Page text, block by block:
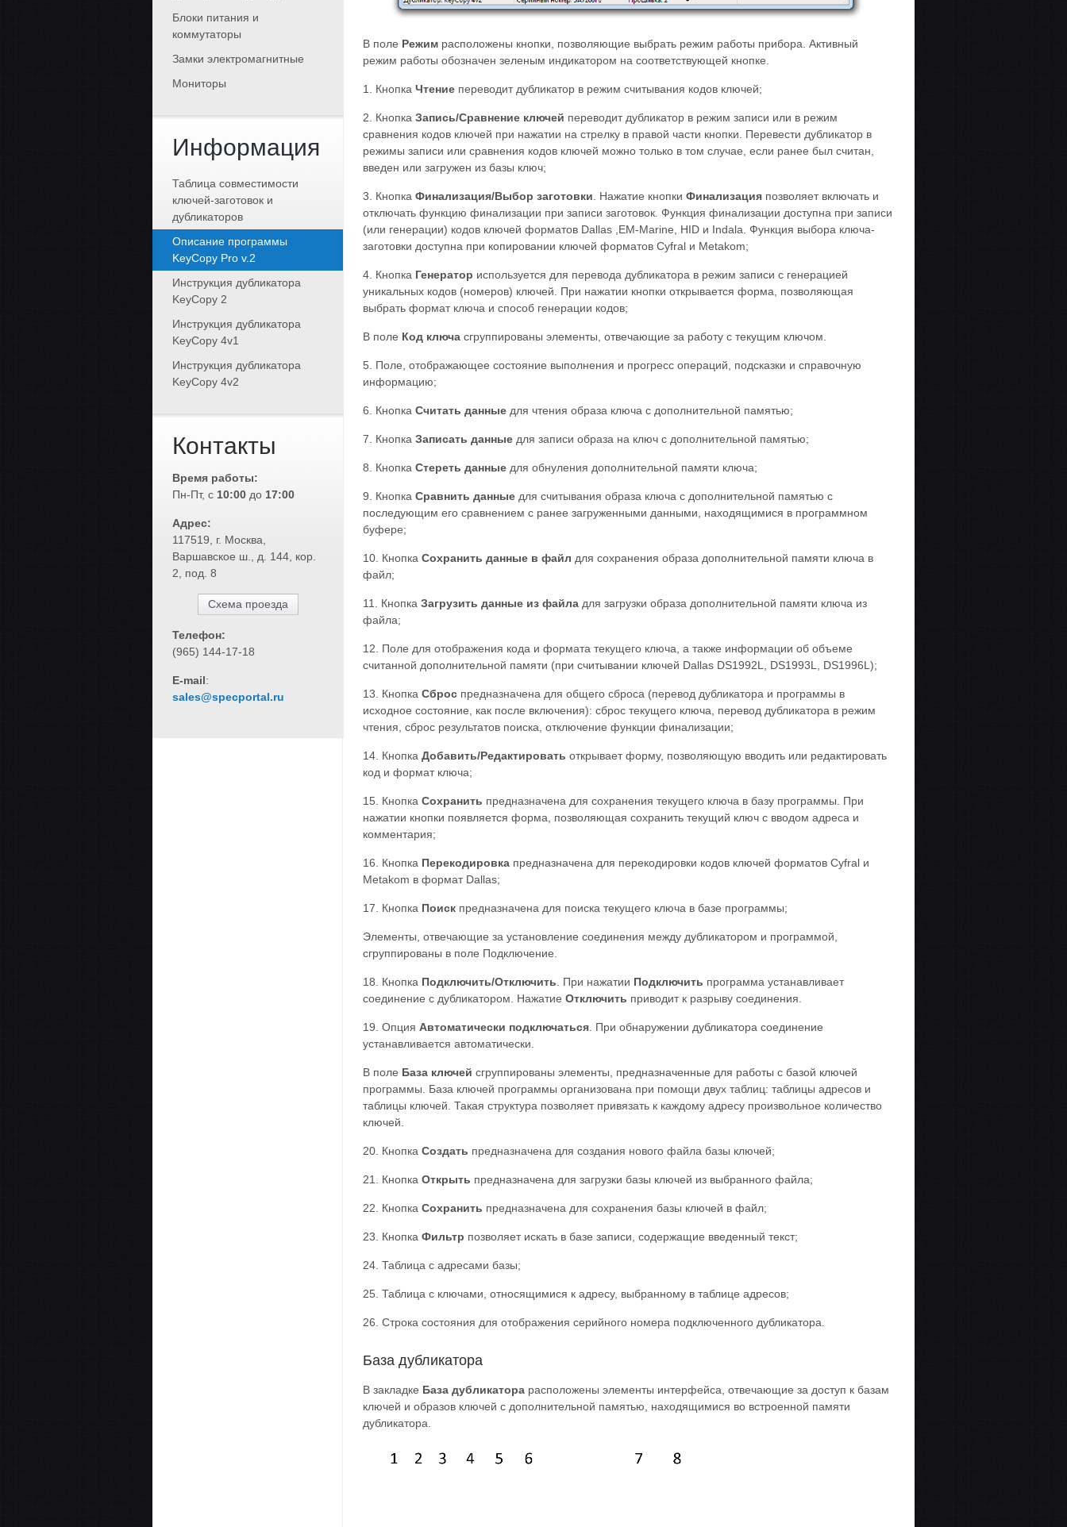
В поле Режим расположены кнопки, позволяющие выбрать режим работы прибора. Активный
режим работы обозначен зеленым индикатором на соответствующей кнопке.
1. Кнопка Чтение переводит дубликатор в режим считывания кодов ключей;
2. Кнопка Запись/Сравнение ключей переводит дубликатор в режим записи или в режим
сравнения кодов ключей при нажатии на стрелку в правой части кнопки. Перевести дубликатор в
режимы записи или сравнения кодов ключей можно только в том случае, если ранее был считан,
введен или загружен из базы ключ;
3. Кнопка Финализация/Выбор заготовки. Нажатие кнопки Финализация позволяет включать и
отключать функцию финализации при записи заготовок. Функция финализации доступна при записи
(или генерации) кодов ключей форматов Dallas ,EM-Marine, HID и Indala. Функция выбора ключа-
заготовки доступна при копировании ключей форматов Cyfral и Metakom;
4. Кнопка Генератор используется для перевода дубликатора в режим записи с генерацией
уникальных кодов (номеров) ключей. При нажатии кнопки открывается форма, позволяющая
выбрать формат ключа и способ генерации кодов;
В поле Код ключа сгруппированы элементы, отвечающие за работу с текущим ключом.
5. Поле, отображающее состояние выполнения и прогресс операций, подсказки и справочную
информацию;
6. Кнопка Считать данные для чтения образа ключа с дополнительной памятью;
7. Кнопка Записать данные для записи образа на ключ с дополнительной памятью;
8. Кнопка Стереть данные для обнуления дополнительной памяти ключа;
9. Кнопка Сравнить данные для считывания образа ключа с дополнительной памятью с
последующим его сравнением с ранее загруженными данными, находящимися в программном
буфере;
10. Кнопка Сохранить данные в файл для сохранения образа дополнительной памяти ключа в
файл;
11. Кнопка Загрузить данные из файла для загрузки образа дополнительной памяти ключа из
файла;
12. Поле для отображения кода и формата текущего ключа, а также информации об объеме
считанной дополнительной памяти (при считывании ключей Dallas DS1992L, DS1993L, DS1996L);
13. Кнопка Сброс предназначена для общего сброса (перевод дубликатора и программы в
исходное состояние, как после включения): сброс текущего ключа, перевод дубликатора в режим
чтения, сброс результатов поиска, отключение функции финализации;
14. Кнопка Добавить/Редактировать открывает форму, позволяющую вводить или редактировать
код и формат ключа;
15. Кнопка Сохранить предназначена для сохранения текущего ключа в базу программы. При
нажатии кнопки появляется форма, позволяющая сохранить текущий ключ с вводом адреса и
комментария;
16. Кнопка Перекодировка предназначена для перекодировки кодов ключей форматов Cyfral и
Metakom в формат Dallas;
17. Кнопка Поиск предназначена для поиска текущего ключа в базе программы;
Элементы, отвечающие за установление соединения между дубликатором и программой,
сгруппированы в поле Подключение.
18. Кнопка Подключить/Отключить. При нажатии Подключить программа устанавливает
соединение с дубликатором. Нажатие Отключить приводит к разрыву соединения.
19. Опция Автоматически подключаться. При обнаружении дубликатора соединение
устанавливается автоматически.
В поле База ключей сгруппированы элементы, предназначенные для работы с базой ключей
программы. База ключей программы организована при помощи двух таблиц: таблицы адресов и
таблицы ключей. Такая структура позволяет привязать к каждому адресу произвольное количество
ключей.
20. Кнопка Создать предназначена для создания нового файла базы ключей;
21. Кнопка Открыть предназначена для загрузки базы ключей из выбранного файла;
22. Кнопка Сохранить предназначена для сохранения базы ключей в файл;
23. Кнопка Фильтр позволяет искать в базе записи, содержащие введенный текст;
24. Таблица с адресами базы;
25. Таблица с ключами, относящимися к адресу, выбранному в таблице адресов;
26. Строка состояния для отображения серийного номера подключенного дубликатора.
База дубликатора
В закладке База дубликатора расположены элементы интерфейса, отвечающие за доступ к базам
ключей и образов ключей с дополнительной памятью, находящимися во встроенной памяти
дубликатора.
Блоки питания и
коммутаторы
Замки электромагнитные
Мониторы
Информация
Таблица совместимости
ключей-заготовок и
дубликаторов
Описание программы
KeyCopy Pro v.2
Инструкция дубликатора
KeyCopy 2
Инструкция дубликатора
KeyCopy 4v1
Инструкция дубликатора
KeyCopy 4v2
Контакты
Время работы:
Пн-Пт, с 10:00 до 17:00
Адрес:
117519, г. Москва,
Варшавское ш., д. 144, кор.
2, под. 8
Схема проезда
Телефон:
(965) 144-17-18
E-mail:
sales@specportal.ru